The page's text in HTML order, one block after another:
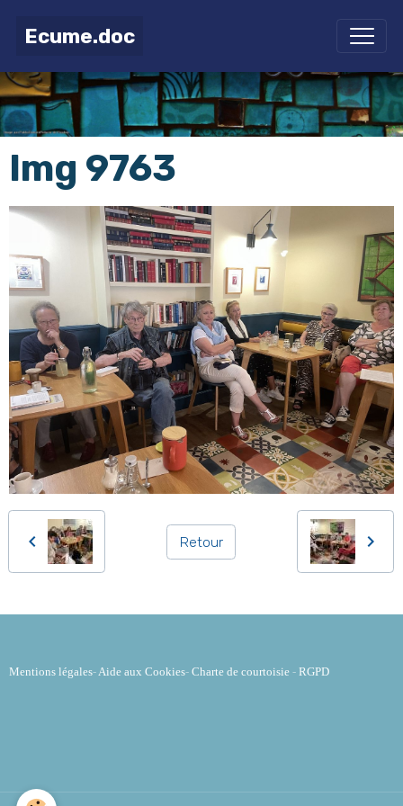
Ecume.doc
Img 9763
Retour
Mentions légales-Aide aux Cookies- Charte de courtoisie - RGPD